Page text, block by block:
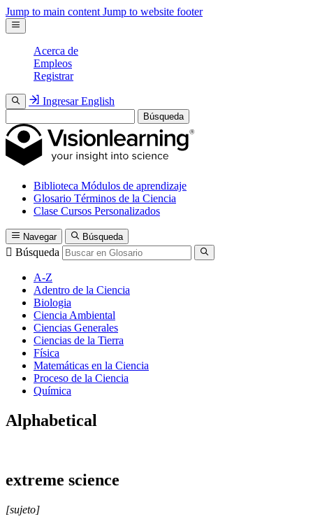
Jump to main content Jump to website footer
Acerca de
Empleos
Registrar
Ingresar English
Búsqueda
Biblioteca Módulos de aprendizaje
Glosario Términos de la Ciencia
Clase Cursos Personalizados
Navegar Búsqueda
Búsqueda
A-Z
Adentro de la Ciencia
Biologia
Ciencia Ambiental
Ciencias Generales
Ciencias de la Tierra
Física
Matemáticas en la Ciencia
Proceso de la Ciencia
Química
Alphabetical
extreme science
[sujeto]